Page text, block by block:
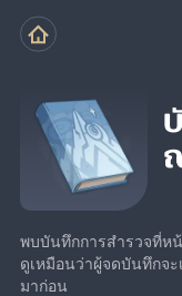
พบบันทึกการสำรวจที่ห
ดูเหมือนว่าผู้จดบันทึกจ
มาก่อน